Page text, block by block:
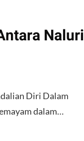
Naluri
Diri Dalam
dalam…